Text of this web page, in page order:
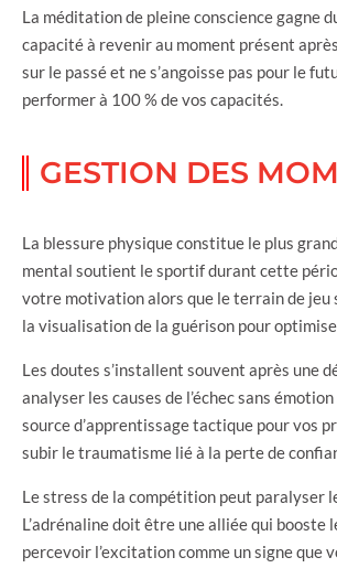
La méditation de pleine conscience gagne
capacité à revenir au moment présent
sur le passé et ne s’angoisse pas pour le
performer à 100 % de vos capacités.
GESTION DES
La blessure physique constitue le plus
mental soutient le sportif durant cette
votre motivation alors que le terrain de jeu
la visualisation de la guérison pour
Les doutes s’installent souvent après une
analyser les causes de l’échec sans
source d’apprentissage tactique pour vos
subir le traumatisme lié à la perte de
Le stress de la compétition peut paralyser
L’adrénaline doit être une alliée qui booste
percevoir l’excitation comme un signe